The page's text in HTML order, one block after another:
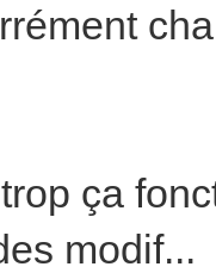
ça
modif...